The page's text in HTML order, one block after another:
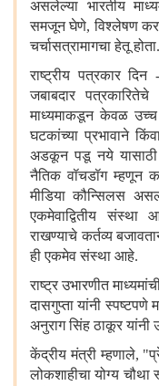
असलेल्या भारतीय
समजून घेणे,विश्लेषण
चर्चासत्रामागचा हेतू होता.
राष्ट्रीय पत्रकार
जबाबदार
माध्यमाकडून केवळ उच्च
घटकांच्या प्रभावाने
अडकून पडू नये यासाठी
नैतिक वॉचडॉग
मीडिया कौन्सिलस
एकमेवाद्वितीय संस्था
राखण्याचे कर्तव्य
ही एकमेव संस्था आहे.
राष्ट्र उभारणीत
दासगुप्ता यांनी स्पष्टपणे
अनुराग सिंह ठाकूर
केंद्रीय मंत्री म्हणाले, "
लोकशाहीचा योग्य चौथा